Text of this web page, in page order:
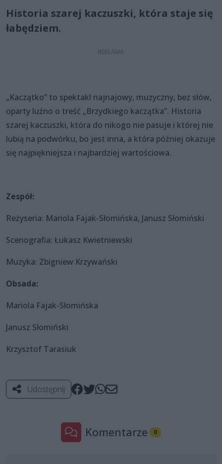
Historia szarej kaczuszki, która staje się
łabędziem.
„Kaczątko” to spektakl najnajowy, muzyczny, bez słów,
oparty luźno o treść „Brzydkiego kaczątka”. Historia
szarej kaczuszki, która do nikogo nie pasuje i której nie
lubią na podwórku, bo jest inna, a która później okazuje
się najpiękniejsza i najbardziej wartościowa.
Zespół:
Reżyseria: Mariola Fajak-Słomińska, Janusz Słomiński
Scenografia: Łukasz Kwietniewski
Muzyka: Zbigniew Krzywański
Obsada:
Mariola Fajak-Słomińska
Janusz Słomiński
Krzysztof Tarasiuk
Udostępnij
Komentarze 0